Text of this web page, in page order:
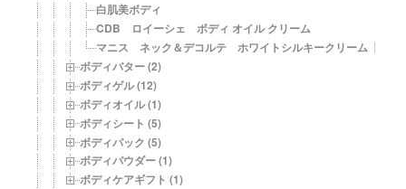
白肌美ボディ
CDB ロイーシェ ボディ オイル クリーム
マニス ネック＆デコルテ ホワイトシルキークリーム【
ボディバター (2)
ボディゲル (12)
ボディオイル (1)
ボディシート (5)
ボディパック (5)
ボディパウダー (1)
ボディケアギフト (1)